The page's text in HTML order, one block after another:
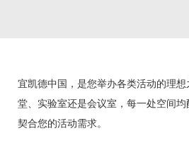
宜凯德中国，是您举办各类活动的理
堂、实验室还是会议室，每一处空间
契合您的活动需求。